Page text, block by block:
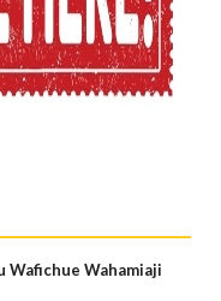
Wafichue Wahamiaji